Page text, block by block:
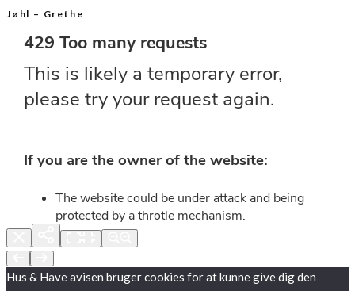
Jøhl – Grethe
Hus & Have avisen bruger cookies for at kunne give dig den